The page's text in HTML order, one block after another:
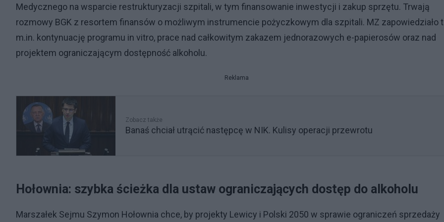
Medycznego na wsparcie restrukturyzacji szpitali, w tym finansowanie inwestycji i zakup sprzętu. Trwają
rozmowy BGK z resortem finansów o możliwym instrumencie pożyczkowym dla szpitali. MZ zapowiedziało
m.in. kontynuację programu in vitro, prace nad całkowitym zakazem jednorazowych e-papierosów oraz nad
projektem ograniczającym dostępność alkoholu.
Reklama
Zobacz także
Banaś chciał utrącić następcę w NIK. Kulisy operacji przewrotu
Hołownia: szybka ścieżka dla ustaw ograniczających dostęp do alkoholu
Marszałek Sejmu Szymon Hołownia chce, by projekty Lewicy i Polski 2050 w sprawie ograniczeń sprzedaży